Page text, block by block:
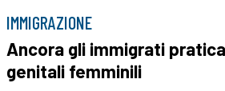
IMMIGRAZIONE
Ancora gli immigrati
genitali femminili